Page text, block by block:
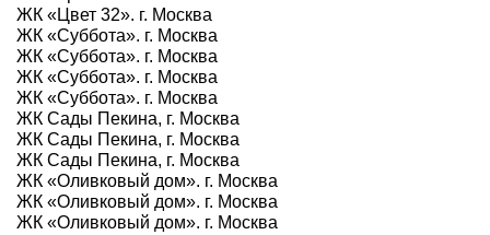
ЖК «Цвет 32». г. Москва
ЖК «Суббота». г. Москва
ЖК «Суббота». г. Москва
ЖК «Суббота». г. Москва
ЖК «Суббота». г. Москва
ЖК Сады Пекина, г. Москва
ЖК Сады Пекина, г. Москва
ЖК Сады Пекина, г. Москва
ЖК «Оливковый дом». г. Москва
ЖК «Оливковый дом». г. Москва
ЖК «Оливковый дом». г. Москва